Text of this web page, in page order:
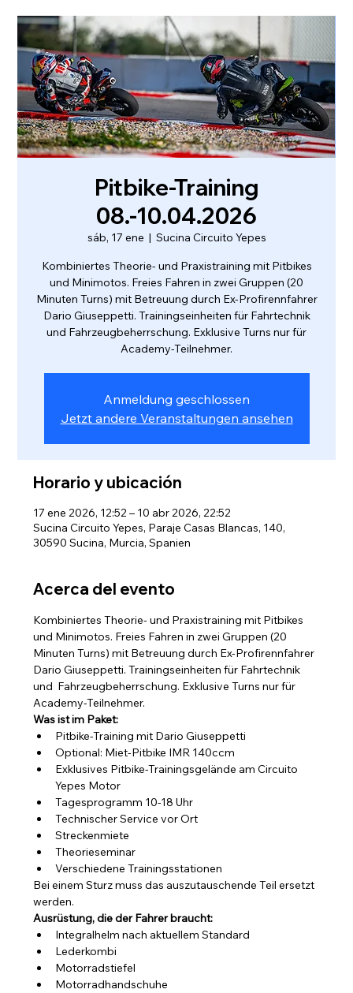
Pitbike-Training
08.-10.04.2026
sáb, 17 ene
  |
Sucina Circuito Yepes
Kombiniertes Theorie- und Praxistraining mit Pitbikes
und Minimotos. Freies Fahren in zwei Gruppen (20
Minuten Turns) mit Betreuung durch Ex-Profirennfahrer
Dario Giuseppetti. Trainingseinheiten für Fahrtechnik
und Fahrzeugbeherrschung. Exklusive Turns nur für
Academy-Teilnehmer.
Anmeldung geschlossen
Jetzt andere Veranstaltungen ansehen
Horario y ubicación
17 ene 2026, 12:52 – 10 abr 2026, 22:52
Sucina Circuito Yepes, Paraje Casas Blancas, 140,
30590 Sucina, Murcia, Spanien
Acerca del evento
Kombiniertes Theorie- und Praxistraining mit Pitbikes
und Minimotos. Freies Fahren in zwei Gruppen (20
Minuten Turns) mit Betreuung durch Ex-Profirennfahrer
Dario Giuseppetti. Trainingseinheiten für Fahrtechnik
und  Fahrzeugbeherrschung. Exklusive Turns nur für
Academy-Teilnehmer.
Was ist im Paket:
Pitbike-Training mit Dario Giuseppetti
Optional: Miet-Pitbike IMR 140ccm
Exklusives Pitbike-Trainingsgelände am Circuito
Yepes Motor
Tagesprogramm 10-18 Uhr
Technischer Service vor Ort
Streckenmiete
Theorieseminar
Verschiedene Trainingsstationen
Bei einem Sturz muss das auszutauschende Teil ersetzt
werden.
Ausrüstung, die der Fahrer braucht:
Integralhelm nach aktuellem Standard
Lederkombi
Motorradstiefel
Motorradhandschuhe